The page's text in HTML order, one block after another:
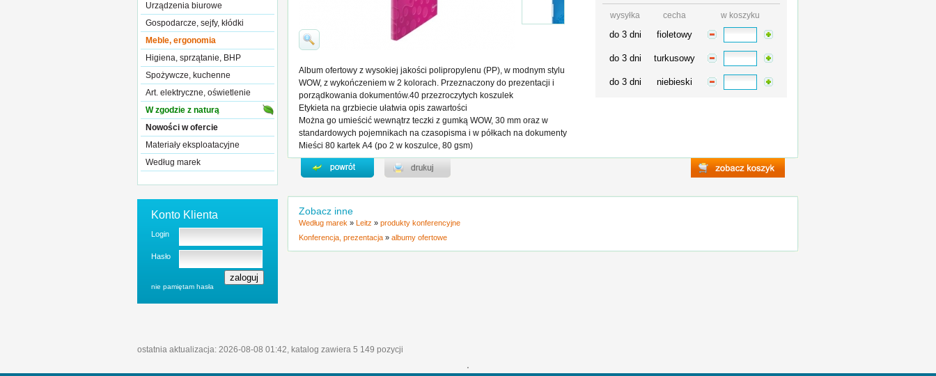
Urządzenia biurowe
Gospodarcze, sejfy, kłódki
Meble, ergonomia
Higiena, sprzątanie, BHP
Spożywcze, kuchenne
Art. elektryczne, oświetlenie
W zgodzie z naturą
Nowości w ofercie
Materiały eksploatacyjne
Według marek
Konto Klienta
Login
Hasło
nie pamiętam hasła
wysyłka cecha w koszyku
do 3 dni fioletowy
do 3 dni turkusowy
do 3 dni niebieski
Album ofertowy z wysokiej jakości polipropylenu (PP), w modnym stylu
WOW, z wykończeniem w 2 kolorach. Przeznaczony do prezentacji i
porządkowania dokumentów.40 przezroczytych koszulek
Etykieta na grzbiecie ułatwia opis zawartości
Można go umieścić wewnątrz teczki z gumką WOW, 30 mm oraz w
standardowych pojemnikach na czasopisma i w półkach na dokumenty
Mieści 80 kartek A4 (po 2 w koszulce, 80 gsm)
Zobacz inne
Według marek » Leitz » produkty konferencyjne
Konferencja, prezentacja » albumy ofertowe
ostatnia aktualizacja: 2026-08-08 01:42, katalog zawiera 5 149 pozycji
'